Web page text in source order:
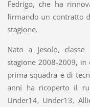
Fedrigo, che ha
firmando un contratto
stagione.
Nato a Jesolo,
stagione 2008-2009, in
prima squadra e di
anni ha ricoperto il
Under14, Under13,